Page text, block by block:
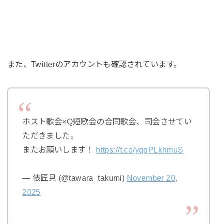
また、Twitterのアカウントも確認されています。
ホスト歌会×Q短歌会の合同歌会、司会させてい
ただきました。
またお願いします！ https://t.co/yqqPLkhmuS
— 俵匠見 (@tawara_takumi) November 20,
2025